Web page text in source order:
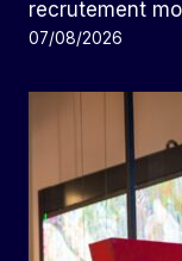
recrutement
07/08/2026